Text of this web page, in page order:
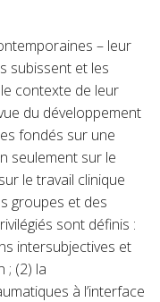
– leur
subissent et les
contexte de leur
du développement
fondés sur une
seulement sur le
le travail clinique
groupes et des
sont définis :
intersubjectives et
; (2) la
à l’interface